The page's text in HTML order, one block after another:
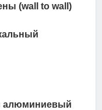
(wall to wall)
алюминиевый